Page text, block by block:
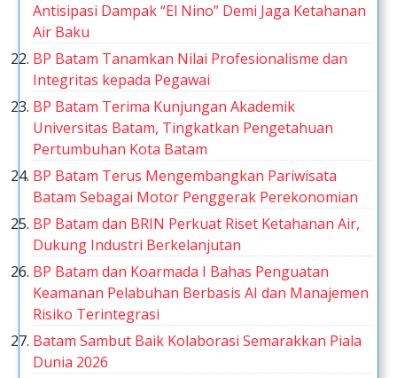
Antisipasi Dampak “El Nino” Demi Jaga Ketahanan
Air Baku
BP Batam Tanamkan Nilai Profesionalisme dan
Integritas kepada Pegawai
BP Batam Terima Kunjungan Akademik
Universitas Batam, Tingkatkan Pengetahuan
Pertumbuhan Kota Batam
BP Batam Terus Mengembangkan Pariwisata
Batam Sebagai Motor Penggerak Perekonomian
BP Batam dan BRIN Perkuat Riset Ketahanan Air,
Dukung Industri Berkelanjutan
BP Batam dan Koarmada I Bahas Penguatan
Keamanan Pelabuhan Berbasis AI dan Manajemen
Risiko Terintegrasi
Batam Sambut Baik Kolaborasi Semarakkan Piala
Dunia 2026